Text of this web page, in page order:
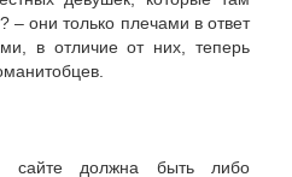
– они только плечами в ответ
в отличие от них, теперь
должна быть либо